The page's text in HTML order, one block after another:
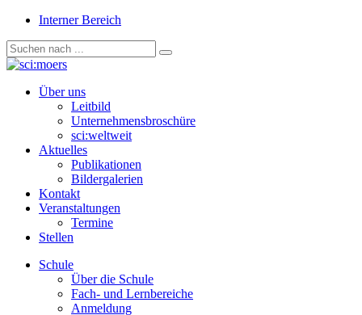
Interner Bereich
Über uns
Leitbild
Unternehmensbroschüre
sci:weltweit
Aktuelles
Publikationen
Bildergalerien
Kontakt
Veranstaltungen
Termine
Stellen
Schule
Über die Schule
Fach- und Lernbereiche
Anmeldung